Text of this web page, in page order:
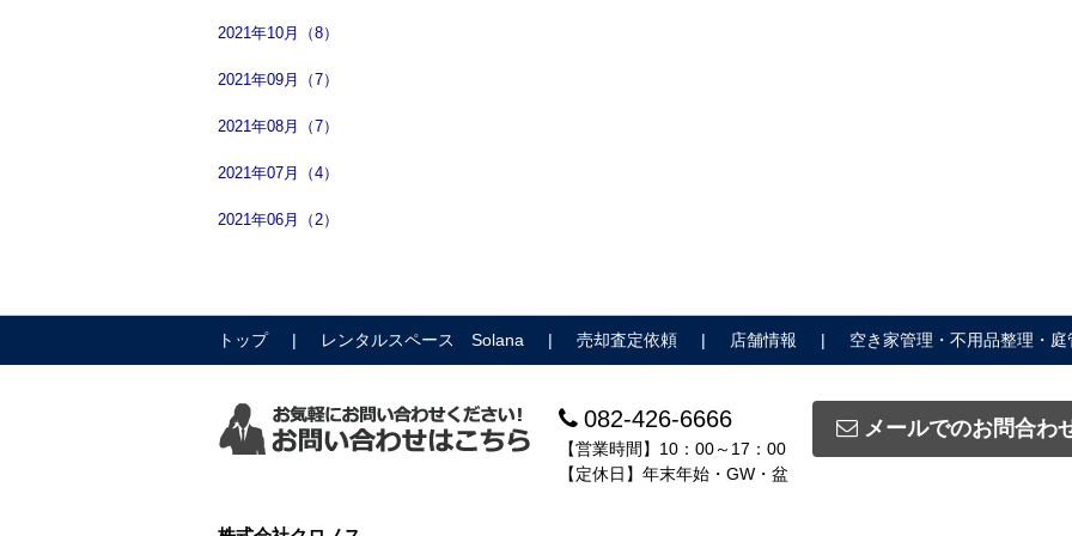
2021年10月（8）
2021年09月（7）
2021年08月（7）
2021年07月（4）
2021年06月（2）
トップ レンタルスペース Solana 売却査定依頼 店舗情報 空き家管理・不用品整理・庭
082-426-6666
【営業時間】10：00～17：00
【定休日】年末年始・GW・盆
メールでのお問合わ